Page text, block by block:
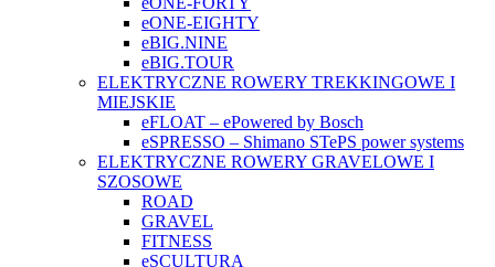
eONE-EIGHTY
eBIG.NINE
eBIG.TOUR
ELEKTRYCZNE ROWERY TREKKINGOWE I
MIEJSKIE
eFLOAT – ePowered by Bosch
eSPRESSO – Shimano STePS power systems
ELEKTRYCZNE ROWERY GRAVELOWE I
SZOSOWE
ROAD
GRAVEL
FITNESS
eSCULTURA